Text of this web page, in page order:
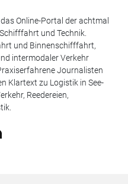
Online-Portal der achtmal
und Technik.
und Binnenschifffahrt,
intermodaler Verkehr
Journalisten
Klartext zu Logistik in See-
Reedereien,